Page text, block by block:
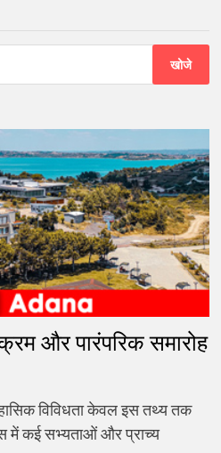
और पारंपरिक समारोह
विविधता केवल इस तथ्य तक
में कई सभ्यताओं और प्राच्य